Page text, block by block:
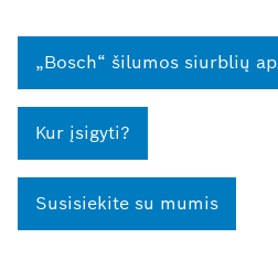
„Bosch“ šilumos siurblių
Kur įsigyti?
Susisiekite su mumis